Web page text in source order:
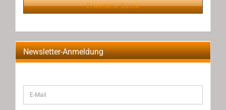
Erweiterte Suche
Newsletter-Anmeldung
ZUR
NEWSLETTER-
E-
Mail